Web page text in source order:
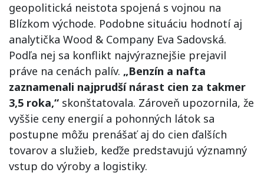
geopolitická neistota spojená s vojnou na
Blízkom východe. Podobne situáciu hodnotí aj
analytička Wood & Company Eva Sadovská.
Podľa nej sa konflikt najvýraznejšie prejavil
práve na cenách palív. „Benzín a nafta
zaznamenali najprudší nárast cien za takmer
3,5 roka,“ skonštatovala. Zároveň upozornila, že
vyššie ceny energií a pohonných látok sa
postupne môžu prenášať aj do cien ďalších
tovarov a služieb, keďže predstavujú významný
vstup do výroby a logistiky.